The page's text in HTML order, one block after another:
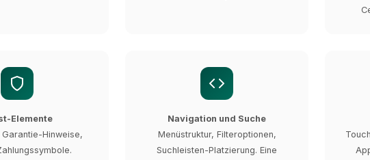
Elemente
Hinweise,
Navigation und Suche
Menüstruktur, Filteroptionen,
Suchleisten-Platzierung. Eine